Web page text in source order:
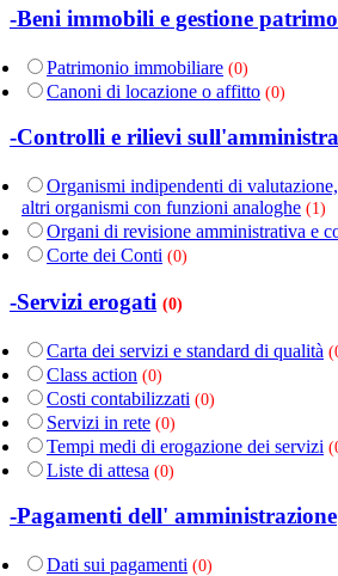
-Beni immobili e gestione
Patrimonio immobiliare (0)
Canoni di locazione o affitto (0)
-Controlli e rilievi
Organismi indipendenti di
altri organismi con funzioni analoghe (1)
Organi di revisione amministrativa e
Corte dei Conti (0)
-Servizi erogati (0)
Carta dei servizi e standard di qualità
Class action (0)
Costi contabilizzati (0)
Servizi in rete (0)
Tempi medi di erogazione dei servizi
Liste di attesa (0)
-Pagamenti dell' amministrazione
Dati sui pagamenti (0)